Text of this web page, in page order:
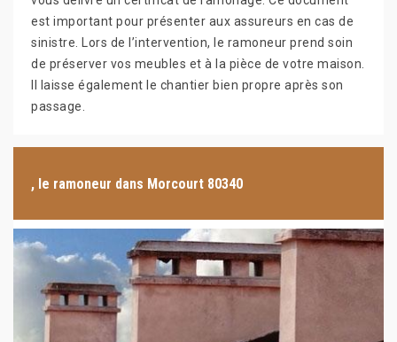
est important pour présenter aux assureurs en cas de
sinistre. Lors de l’intervention, le ramoneur prend soin
de préserver vos meubles et à la pièce de votre maison.
Il laisse également le chantier bien propre après son
passage.
, le ramoneur dans Morcourt 80340